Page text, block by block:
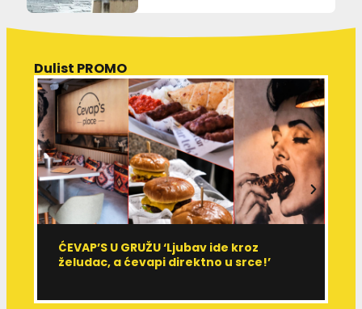
Dulist PROMO
ĆEVAP’S U GRUŽU ‘Ljubav ide kroz
želudac, a ćevapi direktno u srce!’